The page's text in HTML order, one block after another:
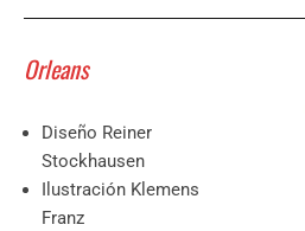
Orleans
Diseño Reiner
Stockhausen
Ilustración Klemens
Franz